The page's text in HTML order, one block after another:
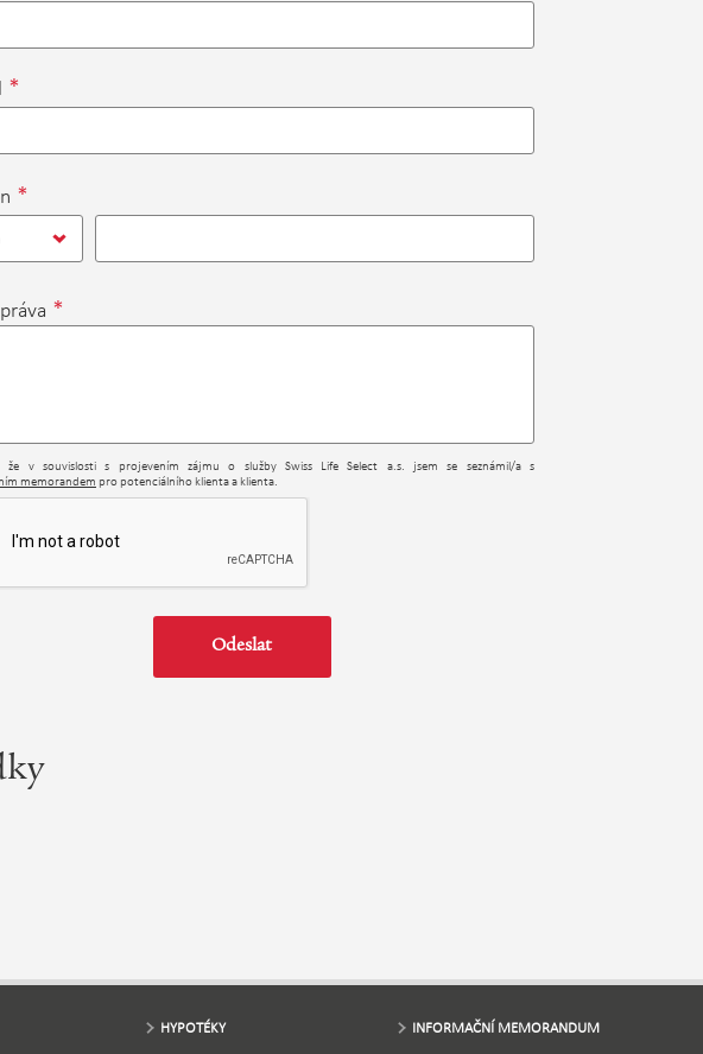
*
*
*
že v souvislosti s projevením zájmu o služby Swiss Life Select a.s. jsem se seznámil/a s
memorandem pro potenciálního klienta a klienta.
HYPOTÉKY INFORMAČNÍ MEMORANDUM